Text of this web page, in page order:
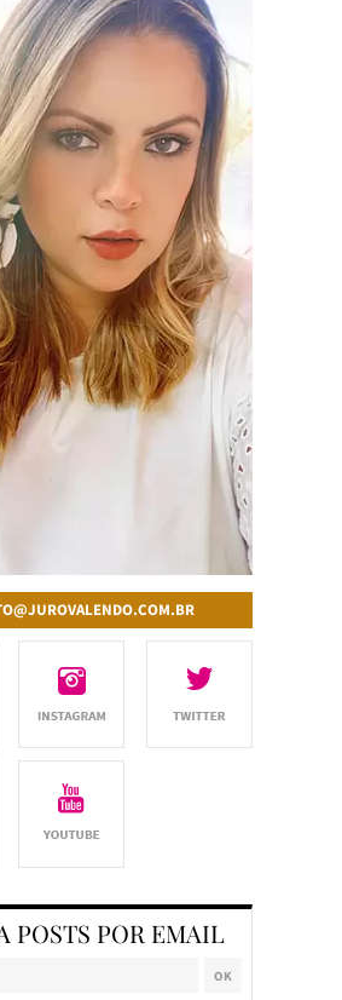
POSTS POR EMAIL